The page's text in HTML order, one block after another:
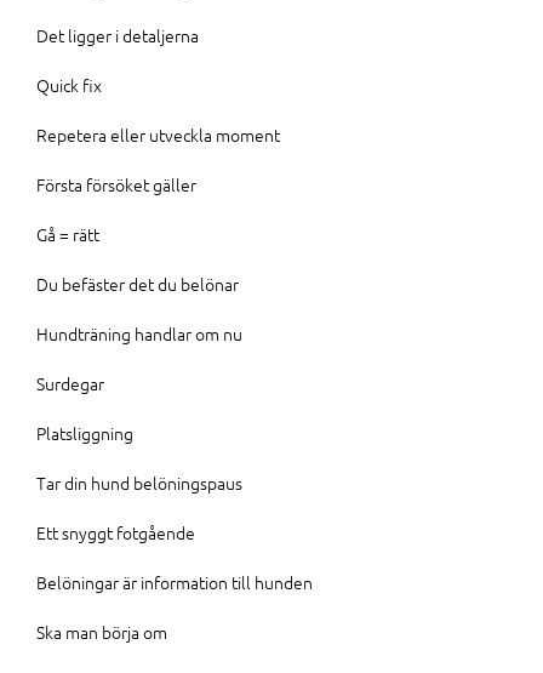
Det ligger i detaljerna
Quick fix
Repetera eller utveckla moment
Första försöket gäller
Gå = rätt
Du befäster det du belönar
Hundträning handlar om nu
Surdegar
Platsliggning
Tar din hund belöningspaus
Ett snyggt fotgående
Belöningar är information till hunden
Ska man börja om